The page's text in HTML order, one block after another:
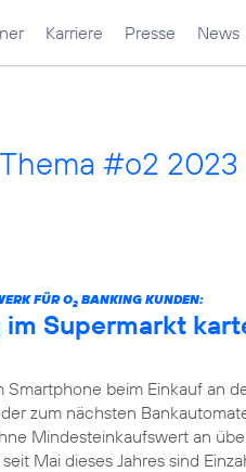
Karriere Presse News
#o2 2023
FÜR O 2 BANKING KUNDEN:
im Supermarkt
beim Einkauf an
zum nächsten
Mindesteinkaufswert an
Mai dieses Jahres sind